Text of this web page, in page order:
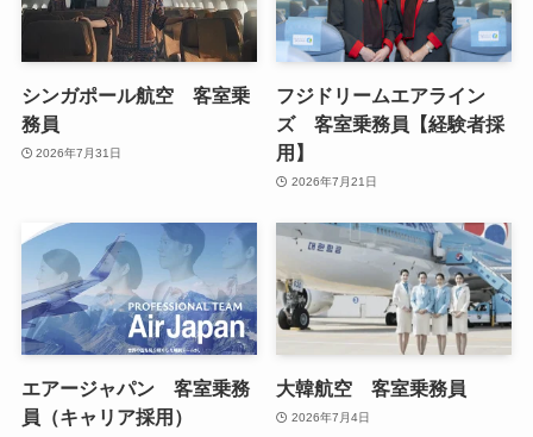
シンガポール航空 客室乗
務員
2026年7月31日
フジドリームエアライン
ズ 客室乗務員【経験者採
用】
2026年7月21日
エアージャパン 客室乗務
員（キャリア採用）
大韓航空 客室乗務員
2026年7月4日